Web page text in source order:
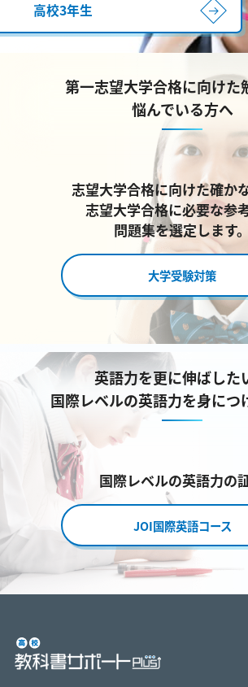
高校3年生
第一志望大学合格に向けた
悩んでいる方へ
志望大学合格に向けた確か
志望大学合格に必要な参
問題集を選定します。
大学受験対策
英語力を更に伸ばした
国際レベルの英語力を身につ
国際レベルの英語力の
JOI国際英語コース